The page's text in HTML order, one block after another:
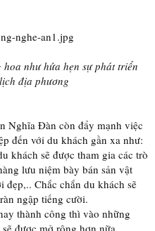
như hứa hẹn sự phát triển
địa phương
Nghĩa Đàn còn đẩy mạnh việc
đến với du khách gần xa như:
khách sẽ được tham gia các trò
lưu niệm bày bán sản vật
Chắc chắn du khách sẽ
ngập tiếng cười.
thành công thì vào những
được mở rộng hơn nữa.